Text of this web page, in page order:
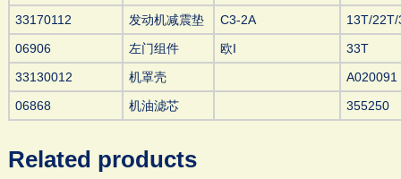
33170112
发动机减震垫 C3-2A
13T/
06906
左门组件 欧I
33T
33130012
机罩壳
A020091
06868
机油滤芯 355250
Related products